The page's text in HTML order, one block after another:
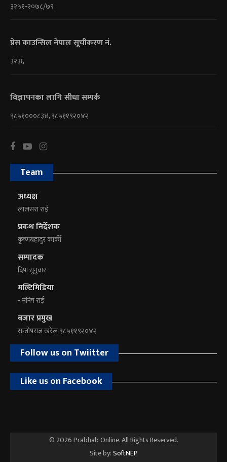
३२५१-२०७८/७९
प्रेस काउन्सिल नेपाल सूचीकरण नं.
३२३६
विज्ञापनका लागि सीधा सम्पर्क
९८५१०००८३४, ९८५११९२०४२
Team
अध्यक्ष
लालसरा राई
प्रबन्ध निर्देशक
कृष्णबहादुर कार्की
सम्पादक
दिपा सुनुवार
मल्टिमिडिया
- मनिष राई
बजार प्रमुख
सन्तोषराज खरेल ९८५११९२०४२
Follow us on Twiitter
Like us on Facebook
© 2026 Prabhab Online. All Rights Reserved.
Site by:SoftNEP